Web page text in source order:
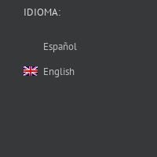
IDIOMA:
Español
English